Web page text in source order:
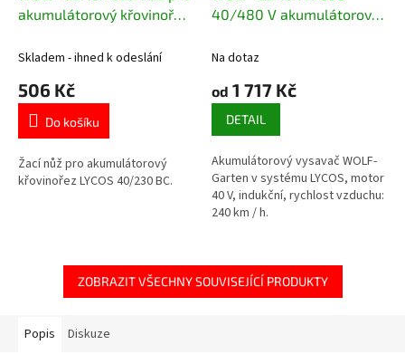
akumulátorový křovinořez
Skladem - ihned k odeslání
506 Kč
Do košíku
Žací nůž pro akumulátorový
křovinořez LYCOS 40/230 BC.
40/480 V akumulátorový
Na dotaz
od 1 717 Kč
DETAIL
Akumulátorový vysavač WOLF-
Garten v systému LYCOS, motor
40 V, indukční, rychlost vzduchu:
240 km / h.
ZOBRAZIT VŠECHNY SOUVISEJÍCÍ PRODUKTY
Popis Diskuze